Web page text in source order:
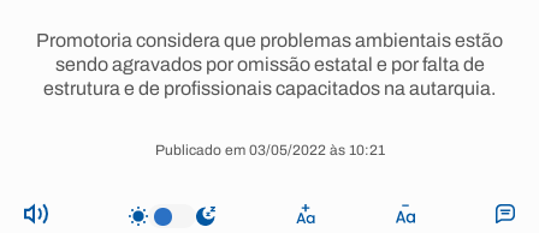
Promotoria considera que problemas ambientais estão
sendo agravados por omissão estatal e por falta de
estrutura e de profissionais capacitados na autarquia.
Publicado em 03/05/2022 às 10:21